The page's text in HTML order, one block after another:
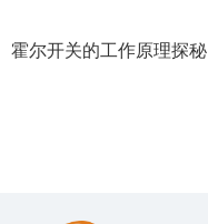
霍尔开关的工作原理探秘